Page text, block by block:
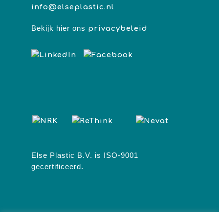
info@elseplastic.nl
Bekijk hier ons privacybeleid
Else Plastic B.V. is ISO-9001
gecertificeerd.